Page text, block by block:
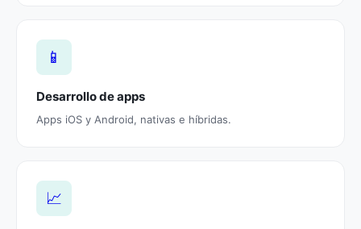
📱
Desarrollo de apps
Apps iOS y Android, nativas e híbridas.
📈